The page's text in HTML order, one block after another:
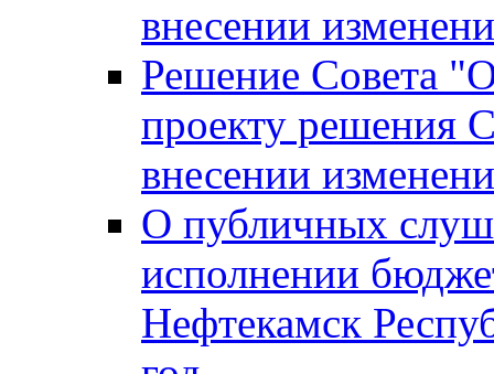
внесении
Решение Совета
проекту решения
внесении
О публичных
исполнении
Нефтекамск